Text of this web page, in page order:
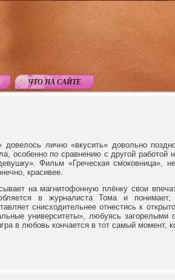
ЧТО НА САЙТЕ
лично «вкусить» довольно
особенно по сравнению с другой работой
Фильм «Греческая смоковница»,
красивее.
на магнитофонную плёнку свои
в журналиста Тома и
снисходительнее отнестись к
университеты», любуясь
в любовь кончается в тот самый момент,